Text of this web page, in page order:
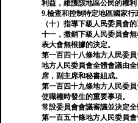
利益，維護該地區公民的權利
9.檢查和控制特定地區國家行
（十）指導下級人民委員會的
十一，撤銷下級人民委員會
表大會無根據的決定。
第一百四十八條地方人民委
地方人民委員會全體會議由
席，副主席和秘書組成。
第一百四十九條地方人民委
使職權時發生的重要事項。
常設委員會會議審議並決定全
第一百五十條地方人民委員會